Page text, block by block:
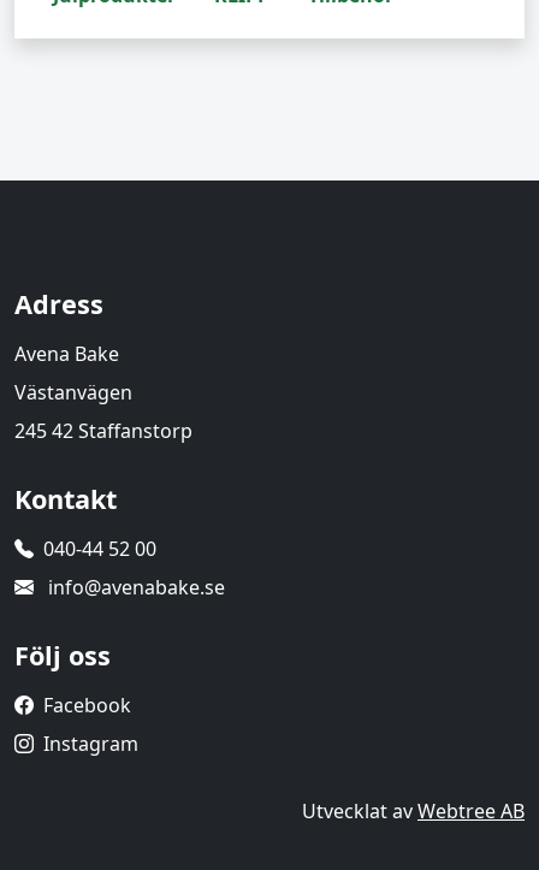
Adress
Avena Bake
Västanvägen
245 42 Staffanstorp
Kontakt
040-44 52 00
info@avenabake.se
Följ oss
Facebook
Instagram
Utvecklat avWebtree AB